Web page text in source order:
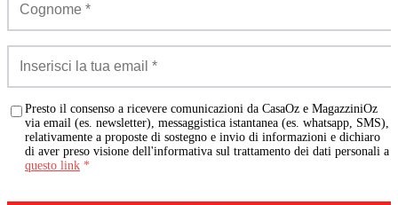
Presto il consenso a ricevere comunicazioni da CasaOz e MagazziniOz
via email (es. newsletter), messaggistica istantanea (es. whatsapp, SMS),
relativamente a proposte di sostegno e invio di informazioni e dichiaro
di aver preso visione dell'informativa sul trattamento dei dati personali a
questo link *